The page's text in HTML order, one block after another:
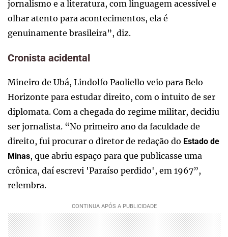
jornalismo e a literatura, com linguagem acessível e
olhar atento para acontecimentos, ela é
genuinamente brasileira”, diz.
Cronista acidental
Mineiro de Ubá, Lindolfo Paoliello veio para Belo
Horizonte para estudar direito, com o intuito de ser
diplomata. Com a chegada do regime militar, decidiu
ser jornalista. “No primeiro ano da faculdade de
direito, fui procurar o diretor de redação do Estado de
Minas, que abriu espaço para que publicasse uma
crônica, daí escrevi 'Paraíso perdido', em 1967”,
relembra.